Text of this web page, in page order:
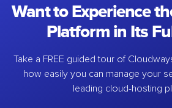
Want to Experience
Platform in Its
Take a FREE guided tour of
how easily you can manage your
leading cloud-hosting